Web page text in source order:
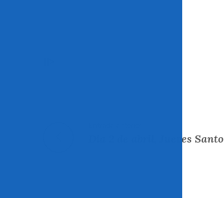
Día 2 de abril, Jueves Santo